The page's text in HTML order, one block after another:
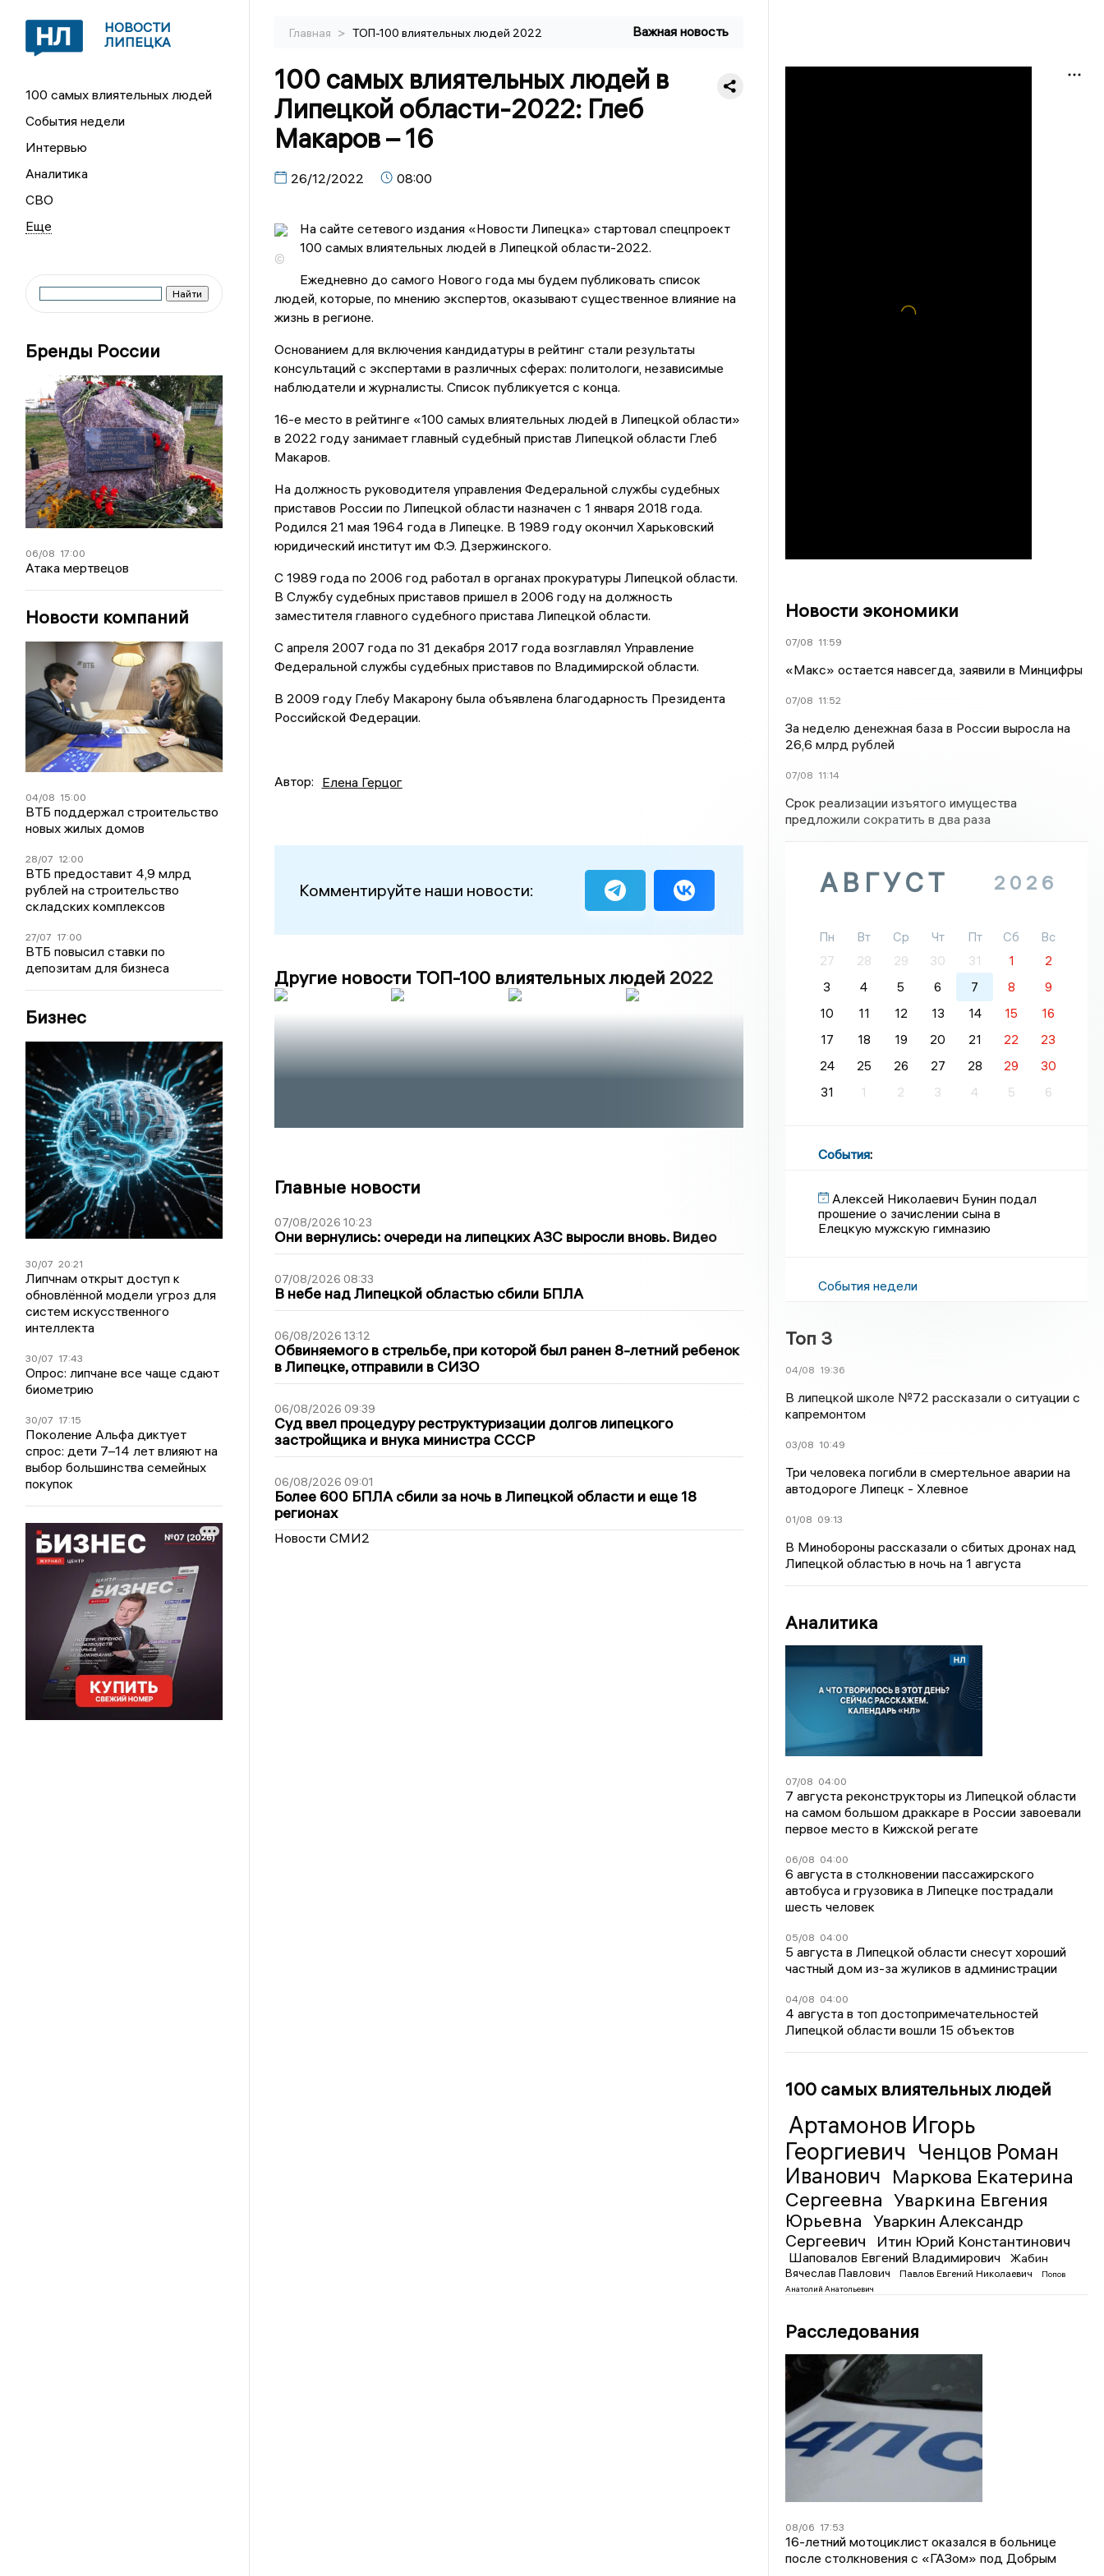
НОВОСТИ
ЛИПЕЦКА
100 самых влиятельных людей
События недели
Интервью
Аналитика
СВО
Бренды России
06/08 17:00
Атака мертвецов
Новости компаний
04/08 15:00
ВТБ поддержал строительство
новых жилых домов
28/07 12:00
ВТБ предоставит 4,9 млрд
рублей на строительство
складских комплексов
27/07 17:00
ВТБ повысил ставки по
депозитам для бизнеса
Бизнес
30/07 20:21
Липчнам открыт доступ к
обновлённой модели угроз для
систем искусственного
интеллекта
30/07 17:43
Опрос: липчане все чаще сдают
биометрию
30/07 17:15
Поколение Альфа диктует
спрос: дети 7–14 лет влияют на
выбор большинства семейных
покупок
Главная > ТОП-100 влиятельных людей 2022 Важная новость
100 самых влиятельных людей в
Липецкой области-2022: Глеб
Макаров – 16
26/12/2022 08:00
©
На сайте сетевого издания «Новости Липецка» стартовал спецпроект
100 самых влиятельных людей в Липецкой области-2022.
Ежедневно до самого Нового года мы будем публиковать список
людей, которые, по мнению экспертов, оказывают существенное влияние на
жизнь в регионе.
Основанием для включения кандидатуры в рейтинг стали результаты
консультаций с экспертами в различных сферах: политологи, независимые
наблюдатели и журналисты. Список публикуется с конца.
16-е место в рейтинге «100 самых влиятельных людей в Липецкой области»
в 2022 году занимает главный судебный пристав Липецкой области Глеб
Макаров.
На должность руководителя управления Федеральной службы судебных
приставов России по Липецкой области назначен с 1 января 2018 года.
Родился 21 мая 1964 года в Липецке. В 1989 году окончил Харьковский
юридический институт им Ф.Э. Дзержинского.
С 1989 года по 2006 год работал в органах прокуратуры Липецкой области.
В Службу судебных приставов пришел в 2006 году на должность
заместителя главного судебного пристава Липецкой области.
С апреля 2007 года по 31 декабря 2017 года возглавлял Управление
Федеральной службы судебных приставов по Владимирской области.
В 2009 году Глебу Макарону была объявлена благодарность Президента
Российской Федерации.
Автор: Елена Герцог
Комментируйте наши новости:
Другие новости ТОП-100 влиятельных людей 2022
Главные новости
07/08/2026 10:23
Они вернулись: очереди на липецких АЗС выросли вновь. Видео
07/08/2026 08:33
В небе над Липецкой областью сбили БПЛА
06/08/2026 13:12
Обвиняемого в стрельбе, при которой был ранен 8-летний ребенок
в Липецке, отправили в СИЗО
06/08/2026 09:39
Суд ввел процедуру реструктуризации долгов липецкого
застройщика и внука министра СССР
06/08/2026 09:01
Более 600 БПЛА сбили за ночь в Липецкой области и еще 18
регионах
Новости СМИ2
Новости экономики
07/08 11:59
«Макс» остается навсегда, заявили в Минцифры
07/08 11:52
За неделю денежная база в России выросла на
26,6 млрд рублей
07/08 11:14
Срок реализации изъятого имущества
предложили сократить в два раза
АВГУСТ 2026
Пн Вт Ср Чт Пт Сб
Вс
27
28 29 30 31 1
2
3
4 5 6 7 8
9
10
11 12 13 14 15
16
17
18 19 20 21 22
23
24
25 26 27 28 29
30
31
1 2 3 4 5 6
События:
Алексей Николаевич Бунин подал
прошение о зачислении сына в
Елецкую мужскую гимназию
События недели
Топ 3
04/08 19:36
В липецкой школе №72 рассказали о ситуации с
капремонтом
03/08 10:49
Три человека погибли в смертельное аварии на
автодороге Липецк - Хлевное
01/08 09:13
В Минобороны рассказали о сбитых дронах над
Липецкой областью в ночь на 1 августа
Аналитика
07/08 04:00
7 августа реконструкторы из Липецкой области
на самом большом драккаре в России завоевали
первое место в Кижской регате
06/08 04:00
6 августа в столкновении пассажирского
автобуса и грузовика в Липецке пострадали
шесть человек
05/08 04:00
5 августа в Липецкой области снесут хороший
частный дом из-за жуликов в администрации
04/08 04:00
4 августа в топ достопримечательностей
Липецкой области вошли 15 объектов
100 самых влиятельных людей
Артамонов Игорь
Георгиевич Ченцов Роман
Иванович Маркова Екатерина
Сергеевна Уваркина Евгения
Юрьевна
Уваркин Александр
Сергеевич
Итин Юрий Константинович
Шаповалов Евгений Владимирович
Жабин
Вячеслав Павлович
Павлов Евгений Николаевич
Попов
Анатолий Анатольевич
Расследования
08/06 17:53
16-летний мотоциклист оказался в больнице
после столкновения с «ГАЗом» под Добрым